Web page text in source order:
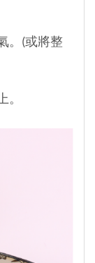
。(或將整
。